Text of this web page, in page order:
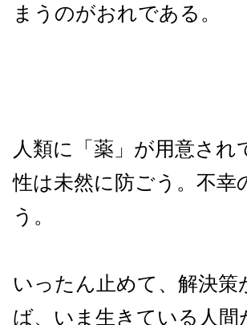
まうのがおれである。
人類に「薬」が用意さ
性は未然に防ごう。不
う。
いったん止めて、解決
ば、いま生きている人